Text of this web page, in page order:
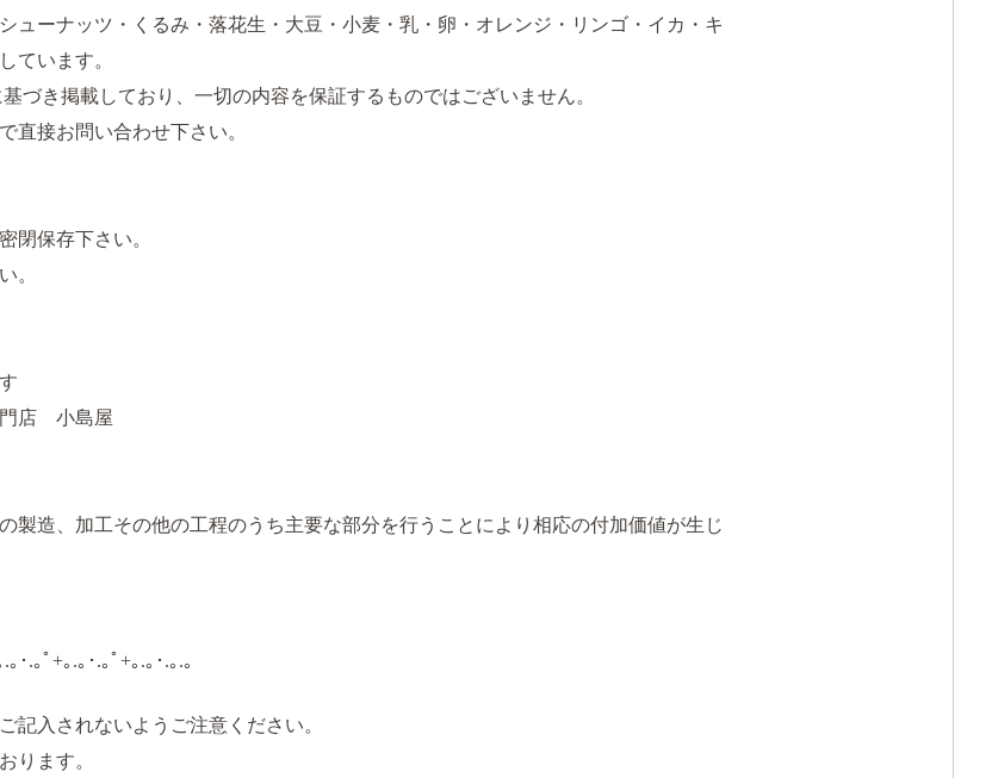
ューナッツ・くるみ・落花生・大豆・小麦・乳・卵・オレンジ・リンゴ・イカ・キ
ています。
づき掲載しており、一切の内容を保証するものではございません。
直接お問い合わせ下さい。
閉保存下さい。
。
門店 小島屋
製造、加工その他の工程のうち主要な部分を行うことにより相応の付加価値が生じ
･.｡ﾟ+｡.｡･.｡ﾟ+｡.｡･.｡.｡
記入されないようご注意ください。
ります。